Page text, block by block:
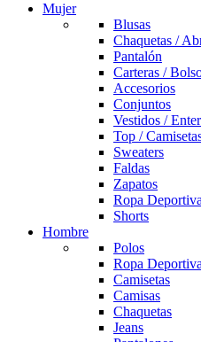
Mujer
Blusas
Chaquetas /
Pantalón
Carteras /
Accesorios
Conjuntos
Vestidos /
Top /
Sweaters
Faldas
Zapatos
Ropa
Shorts
Hombre
Polos
Ropa Deportiva
Camisetas
Camisas
Chaquetas
Jeans